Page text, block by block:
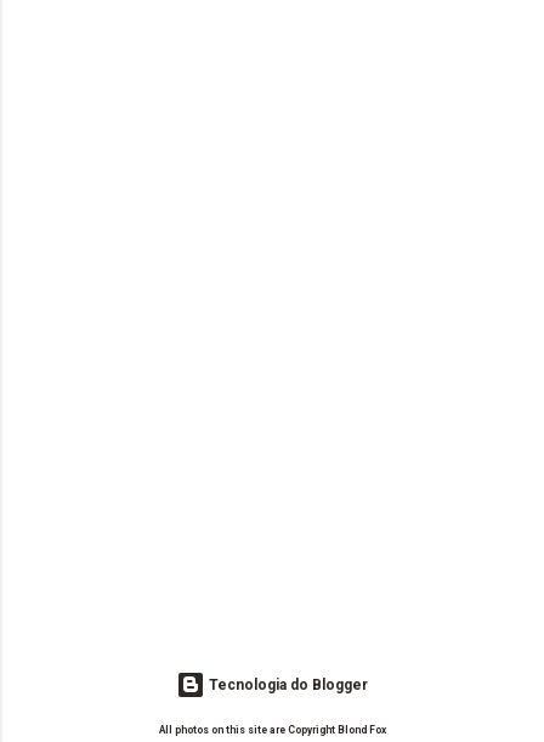
Tecnologia do Blogger
All photos on this site are Copyright Blond Fox